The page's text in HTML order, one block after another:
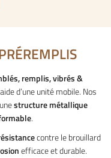
remplis, vibrés &
d’une unité mobile. Nos
structure métallique
.
contre le brouillard
efficace et durable.